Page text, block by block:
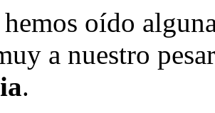
oído
a nuestro
.